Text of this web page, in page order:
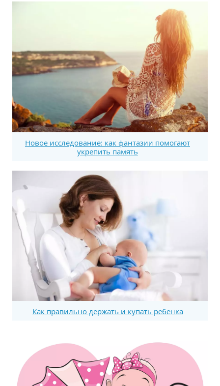
Новое исследование: как фантазии помогают
укрепить память
Как правильно держать и купать ребенка